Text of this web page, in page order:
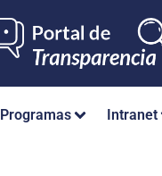
Programas Intranet